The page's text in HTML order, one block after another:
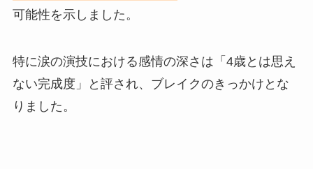
可能性を示しました。
特に涙の演技における感情の深さは「4歳とは思え
ない完成度」と評され、ブレイクのきっかけとな
りました。